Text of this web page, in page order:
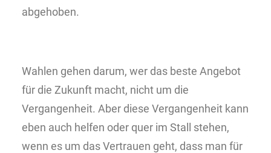
abgehoben.
Wahlen gehen darum, wer das beste Angebot
für die Zukunft macht, nicht um die
Vergangenheit. Aber diese Vergangenheit kann
eben auch helfen oder quer im Stall stehen,
wenn es um das Vertrauen geht, dass man für